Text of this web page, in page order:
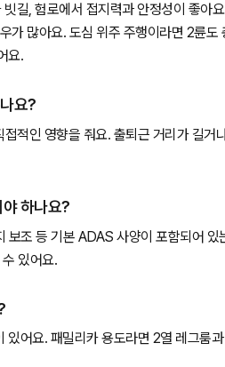
길, 험로에서 접지력과 안정성이 좋아
가 많아요. 도심 위주 주행이라면 2륜도
요.
요?
적인 영향을 줘요. 출퇴근 거리가 길거
하나요?
보조 등 기본 ADAS 사양이 포함되어 있
있어요.
어요. 패밀리카 용도라면 2열 레그룸